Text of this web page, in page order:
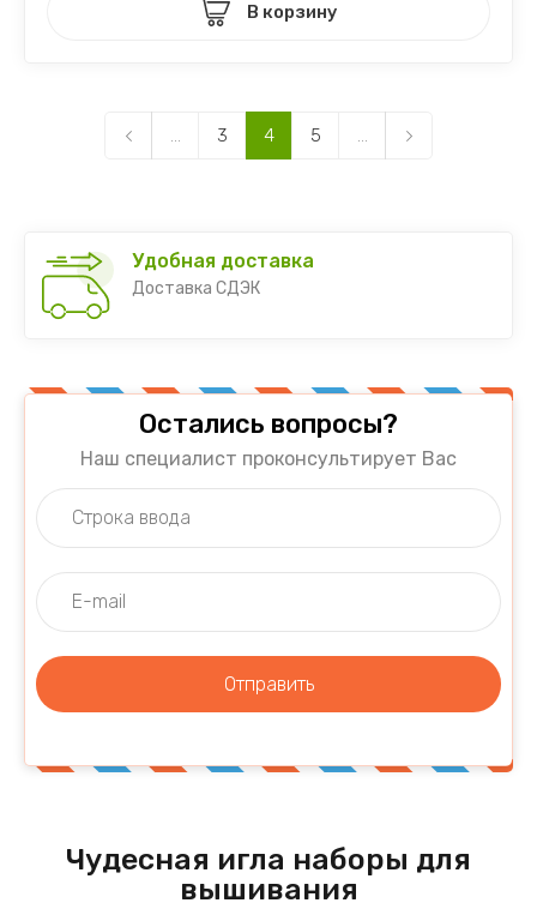
В корзину
... 3 4 5 ...
Удобная доставка
Доставка СДЭК
Остались вопросы?
Наш специалист проконсультирует Вас
Отправить
Чудесная игла наборы для
вышивания